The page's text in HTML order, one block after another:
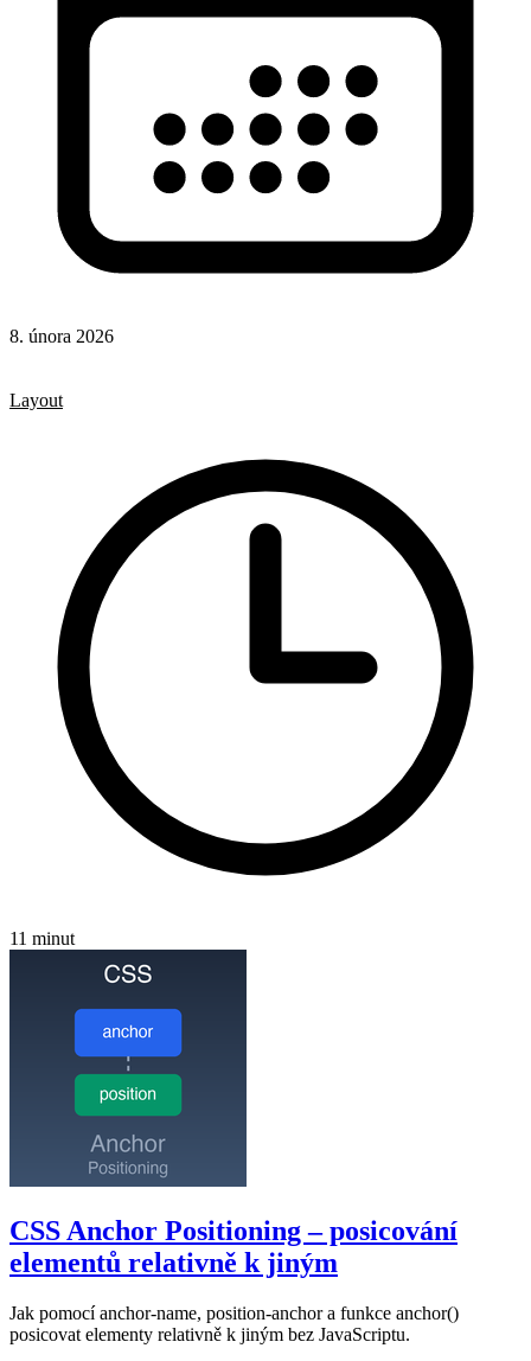
8. února 2026
Layout
11 minut
CSS Anchor Positioning – posicování
elementů relativně k jiným
Jak pomocí anchor-name, position-anchor a funkce anchor()
posicovat elementy relativně k jiným bez JavaScriptu.